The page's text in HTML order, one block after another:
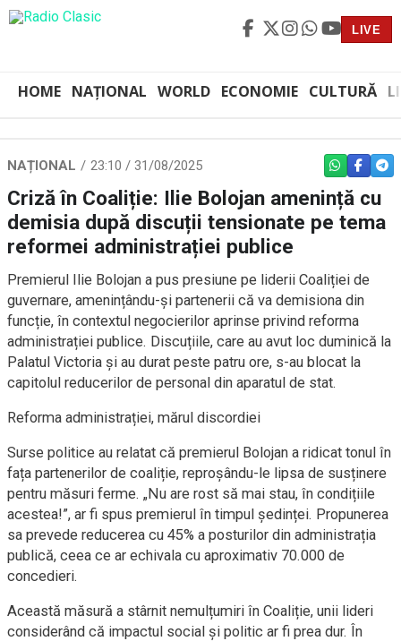
LIVE
HOME NAȚIONAL WORLD ECONOMIE CULTURĂ
NAȚIONAL 23:10 / 31/08/2025 WHATSAPP
Criză în Coaliție: Ilie Bolojan amenință cu
demisia după discuții tensionate pe tema
reformei administrației publice
Premierul Ilie Bolojan a pus presiune pe liderii Coaliției de
guvernare, amenințându-și partenerii că va demisiona din
funcție, în contextul negocierilor aprinse privind reforma
administrației publice. Discuțiile, care au avut loc duminică la
Palatul Victoria și au durat peste patru ore, s-au blocat la
capitolul reducerilor de personal din aparatul de stat.
Reforma administrației, mărul discordiei
Surse politice au relatat că premierul Bolojan a ridicat tonul în
fața partenerilor de coaliție, reproșându-le lipsa de susținere
pentru măsuri ferme. „Nu are rost să mai stau, în condițiile
acestea!”, ar fi spus premierul în timpul ședinței. Propunerea
sa prevede reducerea cu 45% a posturilor din administrația
publică, ceea ce ar echivala cu aproximativ 70.000 de
concedieri.
Această măsură a stârnit nemulțumiri în Coaliție, unii lideri
considerând că impactul social și politic ar fi prea dur. În